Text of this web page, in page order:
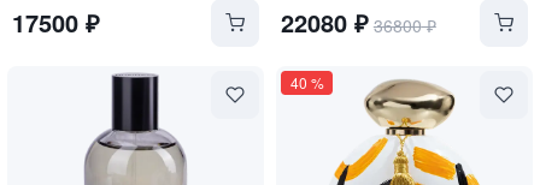
17500 ₽ 22080₽ 36800₽
40 %